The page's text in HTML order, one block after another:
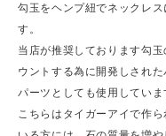
勾玉をヘンプ紐でネックレ
す。
当店が推奨しております勾
ウントする為に開発しされ
パーツとしても使用していま
こちらはタイガーアイで作